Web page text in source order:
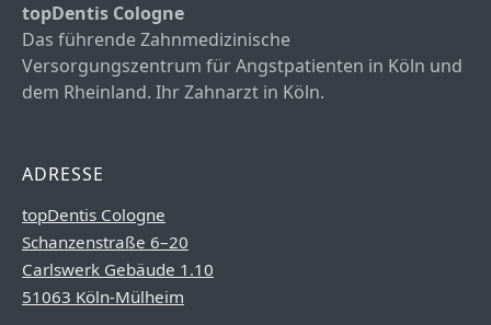
topDentis Cologne
Das führende Zahnmedizinische
Versorgungszentrum für Angstpatienten in Köln und
dem Rheinland. Ihr Zahnarzt in Köln.
ADRESSE
topDentis Cologne
Schanzenstraße 6–20
Carlswerk Gebäude 1.10
51063 Köln-Mülheim